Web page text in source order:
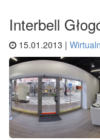
Interbell
15.01.2013 |